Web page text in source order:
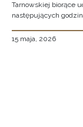
Tarnowskiej biorące
następujących
15 maja, 2026